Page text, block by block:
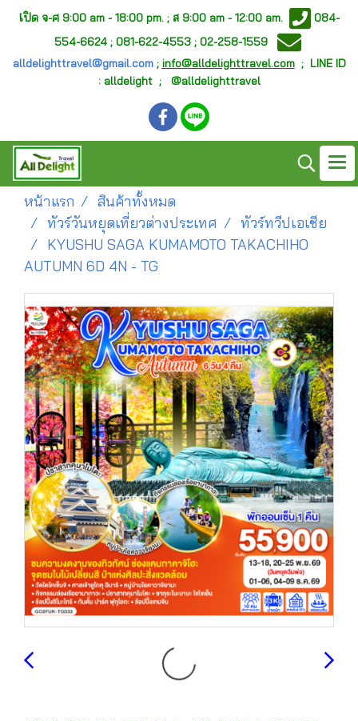
เปิด จ-ศ 9:00 am - 18:00 pm. ; ส 9:00 am - 12:00 am.
084-
554-6624 ; 081-622-4553 ; 02-258-1559
alldelighttravel@gmail.com; info@alldelighttravel.com; LINE ID
: alldelight ; @alldelighttravel
หน้าแรก
สินค้าทั้งหมด
ทัวร์วันหยุดเที่ยวต่างประเทศ
ทัวร์ทวีปเอเชีย
KYUSHU SAGA KUMAMOTO TAKACHIHO
AUTUMN 6D 4N - TG